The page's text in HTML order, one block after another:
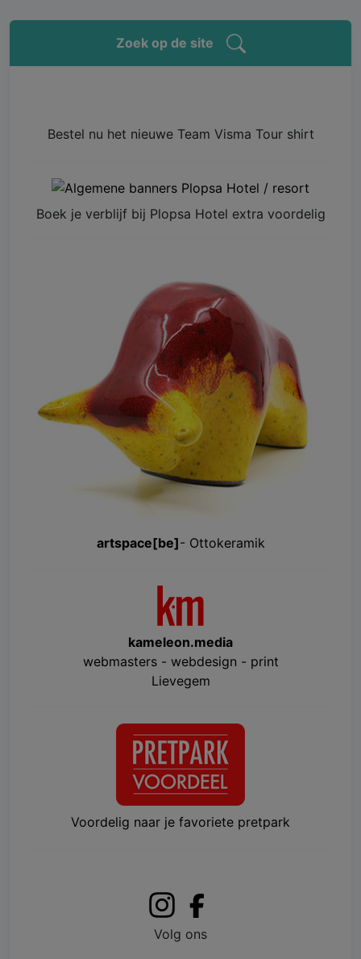
Zoek op de site
Bestel nu het nieuwe Team Visma Tour shirt
Boek je verblijf bij Plopsa Hotel extra voordelig
artspace[be]- Ottokeramik
kameleon.media
webmasters - webdesign - print
Lievegem
Voordelig naar je favoriete pretpark
Volg ons